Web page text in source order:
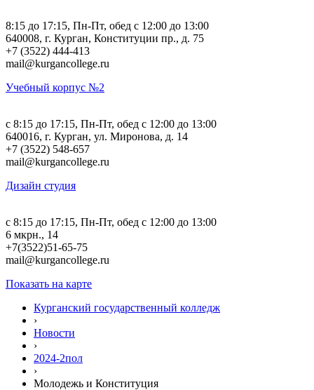
8:15 до 17:15, Пн-Пт, обед с 12:00 до 13:00
640008, г. Курган, Конституции пр., д. 75
+7 (3522) 444-413
mail@kurgancollege.ru
Учебный корпус №2
c 8:15 до 17:15, Пн-Пт, обед с 12:00 до 13:00
640016, г. Курган, ул. Миронова, д. 14
+7 (3522) 548-657
mail@kurgancollege.ru
Дизайн студия
c 8:15 до 17:15, Пн-Пт, обед с 12:00 до 13:00
6 мкрн., 14
+7(3522)51-65-75
mail@kurgancollege.ru
Показать на карте
Курганский государственный колледж
›
Новости
›
2024-2пол
›
Молодежь и Конституция